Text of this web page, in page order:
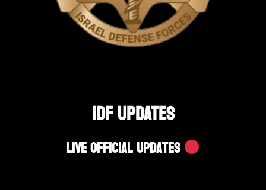
IDF UPDATES
Live Official Updates